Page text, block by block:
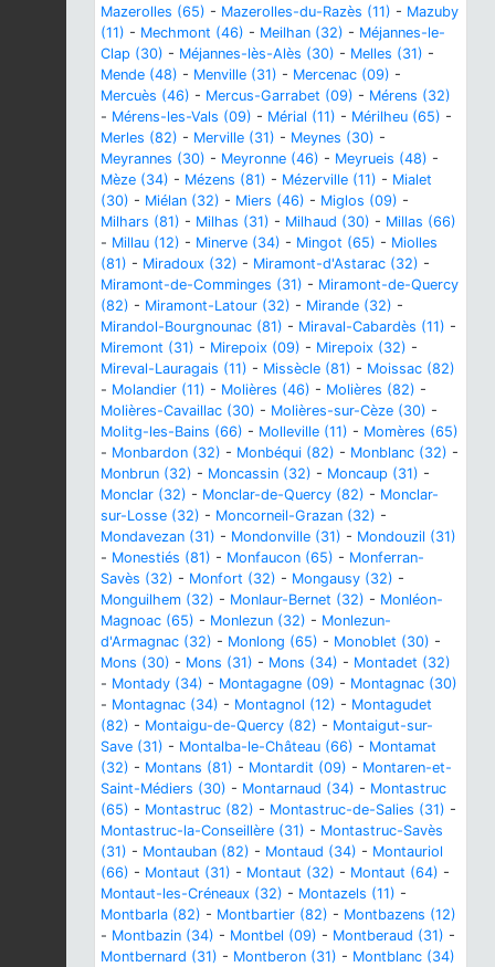
Mazerolles (65) - Mazerolles-du-Razès (11) - Mazuby
(11) - Mechmont (46) - Meilhan (32) - Méjannes-le-
Clap (30) - Méjannes-lès-Alès (30) - Melles (31) -
Mende (48) - Menville (31) - Mercenac (09) -
Mercuès (46) - Mercus-Garrabet (09) - Mérens (32)
- Mérens-les-Vals (09) - Mérial (11) - Mérilheu (65) -
Merles (82) - Merville (31) - Meynes (30) -
Meyrannes (30) - Meyronne (46) - Meyrueis (48) -
Mèze (34) - Mézens (81) - Mézerville (11) - Mialet
(30) - Miélan (32) - Miers (46) - Miglos (09) -
Milhars (81) - Milhas (31) - Milhaud (30) - Millas (66)
- Millau (12) - Minerve (34) - Mingot (65) - Miolles
(81) - Miradoux (32) - Miramont-d'Astarac (32) -
Miramont-de-Comminges (31) - Miramont-de-Quercy
(82) - Miramont-Latour (32) - Mirande (32) -
Mirandol-Bourgnounac (81) - Miraval-Cabardès (11) -
Miremont (31) - Mirepoix (09) - Mirepoix (32) -
Mireval-Lauragais (11) - Missècle (81) - Moissac (82)
- Molandier (11) - Molières (46) - Molières (82) -
Molières-Cavaillac (30) - Molières-sur-Cèze (30) -
Molitg-les-Bains (66) - Molleville (11) - Momères (65)
- Monbardon (32) - Monbéqui (82) - Monblanc (32) -
Monbrun (32) - Moncassin (32) - Moncaup (31) -
Monclar (32) - Monclar-de-Quercy (82) - Monclar-
sur-Losse (32) - Moncorneil-Grazan (32) -
Mondavezan (31) - Mondonville (31) - Mondouzil (31)
- Monestiés (81) - Monfaucon (65) - Monferran-
Savès (32) - Monfort (32) - Mongausy (32) -
Monguilhem (32) - Monlaur-Bernet (32) - Monléon-
Magnoac (65) - Monlezun (32) - Monlezun-
d'Armagnac (32) - Monlong (65) - Monoblet (30) -
Mons (30) - Mons (31) - Mons (34) - Montadet (32)
- Montady (34) - Montagagne (09) - Montagnac (30)
- Montagnac (34) - Montagnol (12) - Montagudet
(82) - Montaigu-de-Quercy (82) - Montaigut-sur-
Save (31) - Montalba-le-Château (66) - Montamat
(32) - Montans (81) - Montardit (09) - Montaren-et-
Saint-Médiers (30) - Montarnaud (34) - Montastruc
(65) - Montastruc (82) - Montastruc-de-Salies (31) -
Montastruc-la-Conseillère (31) - Montastruc-Savès
(31) - Montauban (82) - Montaud (34) - Montauriol
(66) - Montaut (31) - Montaut (32) - Montaut (64) -
Montaut-les-Créneaux (32) - Montazels (11) -
Montbarla (82) - Montbartier (82) - Montbazens (12)
- Montbazin (34) - Montbel (09) - Montberaud (31) -
Montbernard (31) - Montberon (31) - Montblanc (34)